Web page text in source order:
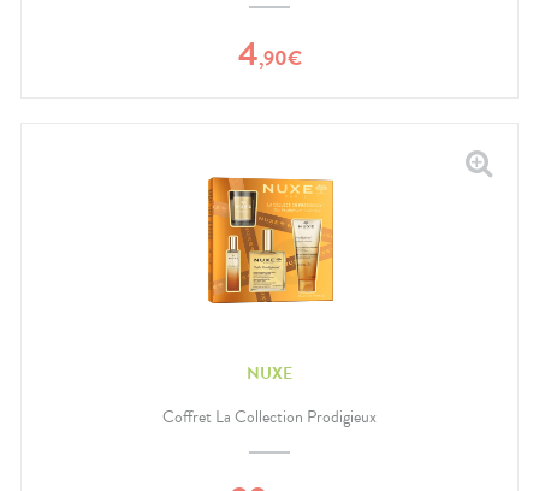
4,90€
NUXE
Coffret La Collection Prodigieux